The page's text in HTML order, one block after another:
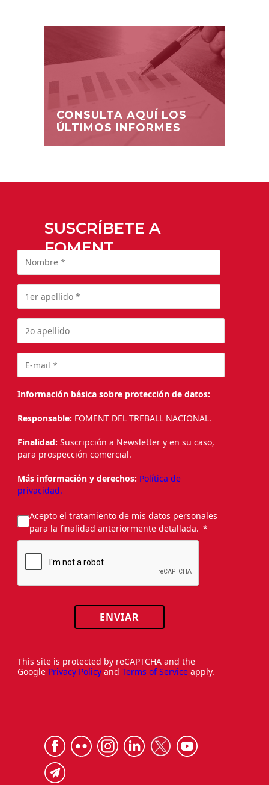
CONSULTA AQUÍ LOS
ÚLTIMOS INFORMES
SUSCRÍBETE A
FOMENT
Información básica sobre protección de datos:
Responsable: FOMENT DEL TREBALL NACIONAL.
Finalidad: Suscripción a Newsletter y en su caso,
para prospección comercial.
Más información y derechos: Política de
privacidad.
Acepto el tratamiento de mis datos personales
para la finalidad anteriormente detallada.
ENVIAR
This site is protected by reCAPTCHA and the
Google Privacy Policy and Terms of Service apply.